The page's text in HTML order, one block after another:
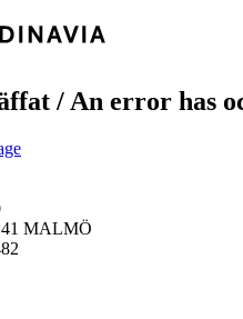
/ An error has
41 MALMÖ